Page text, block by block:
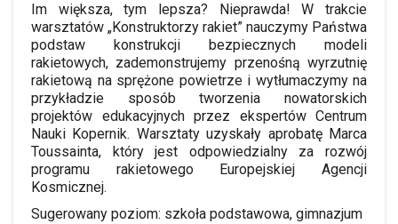
Im większa, tym lepsza? Nieprawda! W trakcie
warsztatów „Konstruktorzy rakiet” nauczymy Państwa
podstaw konstrukcji bezpiecznych modeli
rakietowych, zademonstrujemy przenośną wyrzutnię
rakietową na sprężone powietrze i wytłumaczymy na
przykładzie sposób tworzenia nowatorskich
projektów edukacyjnych przez ekspertów Centrum
Nauki Kopernik. Warsztaty uzyskały aprobatę Marca
Toussainta, który jest odpowiedzialny za rozwój
programu rakietowego Europejskiej Agencji
Kosmicznej.
Sugerowany poziom: szkoła podstawowa, gimnazjum